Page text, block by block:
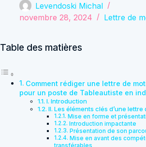
Levendoski Michal
novembre 28, 2024
Lettre de
Table des matières
Comment rédiger une lettre de
pour un poste de Tableautiste en
I. Introduction
II. Les éléments clés d’une
Mise en forme et
Introduction impactante
Présentation de son
Mise en avant des
transférables